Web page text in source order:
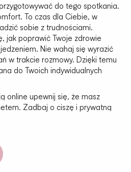
do tego spotkania.
To czas dla Ciebie, w
sobie z trudnościami.
jak poprawić Twoje zdrowie
Nie wahaj się wyrazić
w trakcie rozmowy. Dzięki temu
do Twoich indywidualnych
online upewnij się, że masz
Zadbaj o ciszę i prywatną